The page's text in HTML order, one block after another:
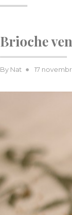
Brioche
By Nat
Posted
17